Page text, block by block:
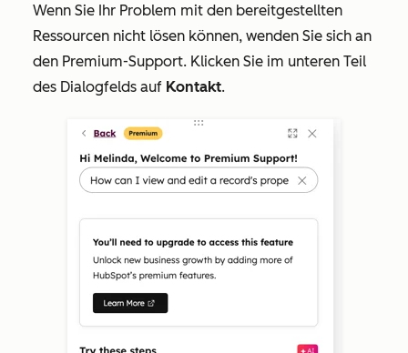
Wenn Sie Ihr Problem mit den bereitgestellten
Ressourcen nicht lösen können, wenden Sie sich an
den Premium-Support. Klicken Sie im unteren Teil
des Dialogfelds auf Kontakt.